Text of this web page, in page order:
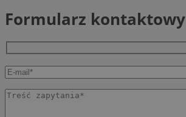
Formularz kontaktowy